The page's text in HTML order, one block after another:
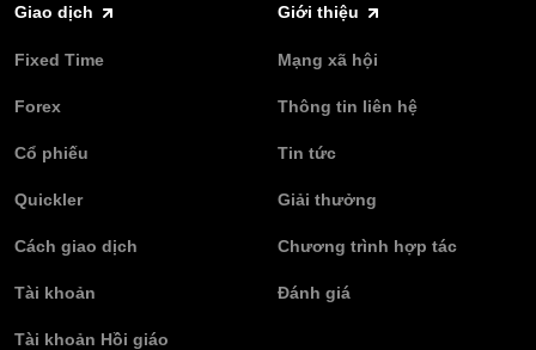
Giao dịch
Fixed Time
Forex
Cổ phiếu
Quickler
Cách giao dịch
Tài khoản
Tài khoản Hồi giáo
Giới thiệu
Mạng xã hội
Thông tin liên hệ
Tin tức
Giải thưởng
Chương trình hợp tác
Đánh giá